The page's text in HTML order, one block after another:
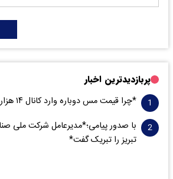
پربازدیدترین اخبار
*چرا قیمت مس دوباره وارد کانال ۱۴ هزار دلار شد*
با صدور پیامی؛*مدیرعامل شرکت ملی
تبریز را تبریک گفت*